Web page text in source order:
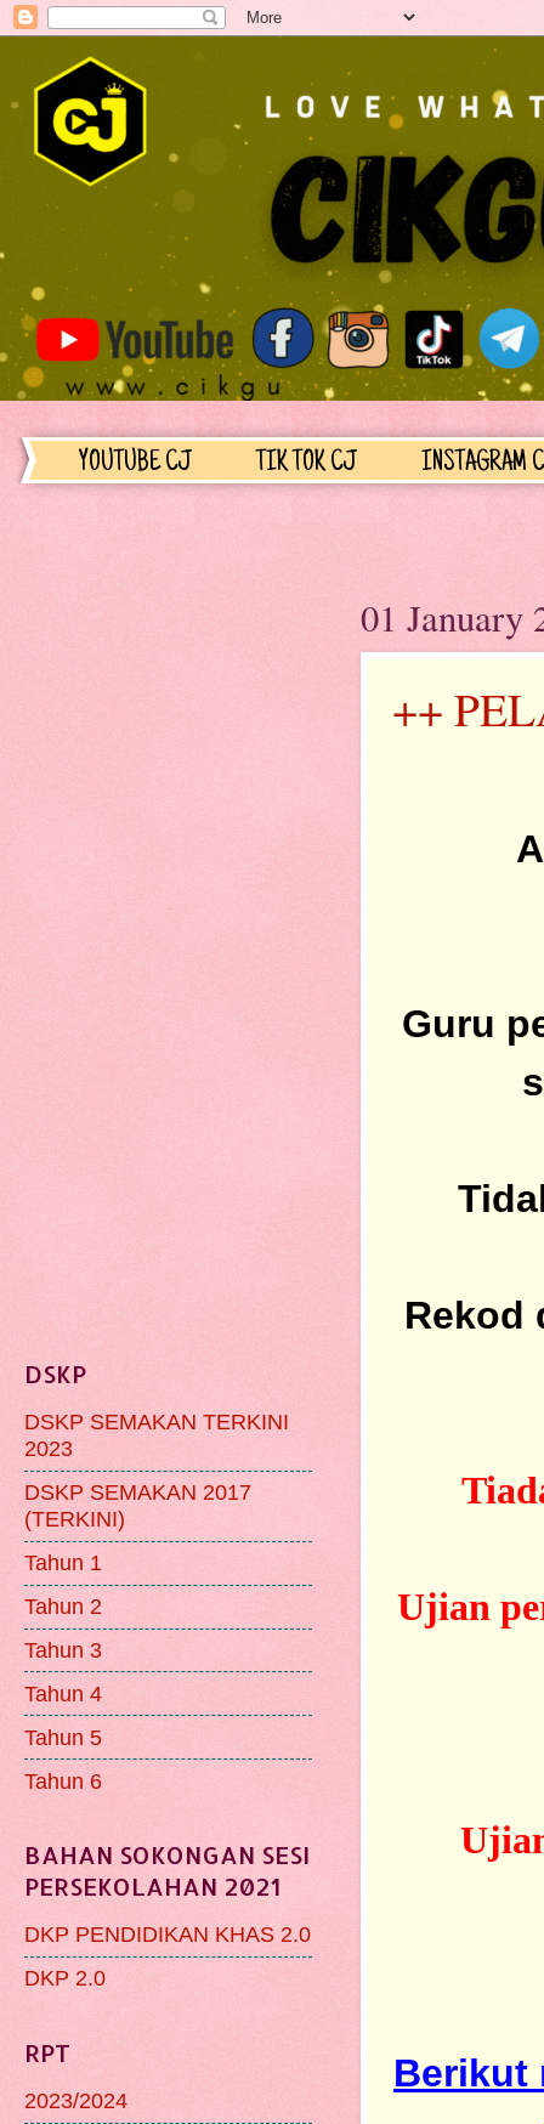
YOUTUBE CJ TIK TOK CJ INSTAGRAM
01 January
++
Guru
Rekod
Ujian
Berikut
DSKP
DSKP SEMAKAN TERKINI
2023
DSKP SEMAKAN 2017
(TERKINI)
Tahun 1
Tahun 2
Tahun 3
Tahun 4
Tahun 5
Tahun 6
BAHAN SOKONGAN SESI
PERSEKOLAHAN 2021
DKP PENDIDIKAN KHAS 2.0
DKP 2.0
RPT
2023/2024